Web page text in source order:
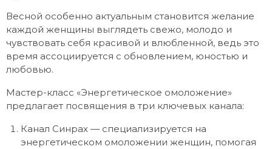
Весной особенно актуальным становится желание
каждой женщины выглядеть свежо, молодо и
чувствовать себя красивой и влюбленной, ведь это
время ассоциируется с обновлением, юностью и
любовью.
Мастер-класс «Энергетическое омоложение»
предлагает посвящения в три ключевых канала:
Канал Синрах — специализируется на
энергетическом омоложении женщин, помогая